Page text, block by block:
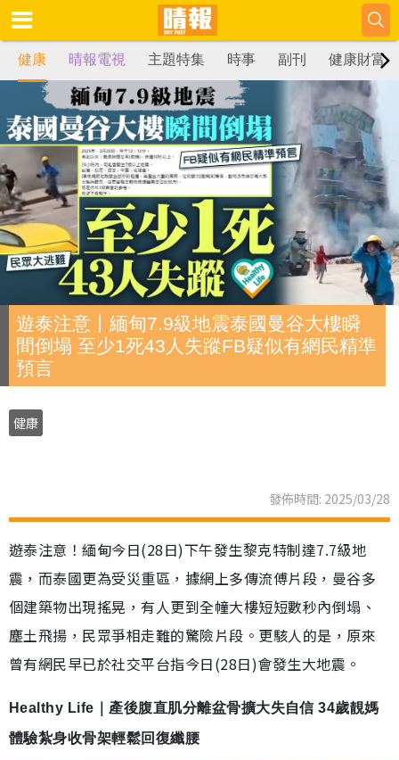
健康 晴報電視 主題特集 時事 副刊 健康財富
遊泰注意丨緬甸7.9級地震泰國曼谷大樓瞬
間倒塌 至少1死43人失蹤FB疑似有網民精準
預言
健康
發佈時間: 2025/03/28
遊泰注意！緬甸今日(28日)下午發生黎克特制達7.7級地
震，而泰國更為受災重區，據網上多傳流傅片段，曼谷多
個建築物出現搖晃，有人更到全幢大樓短短數秒內倒塌、
塵土飛揚，民眾爭相走難的驚險片段。更駭人的是，原來
曾有網民早已於社交平台指今日(28日)會發生大地震。
Healthy Life｜產後腹直肌分離盆骨擴大失自信 34歲靚媽
體驗紮身收骨架輕鬆回復纖腰